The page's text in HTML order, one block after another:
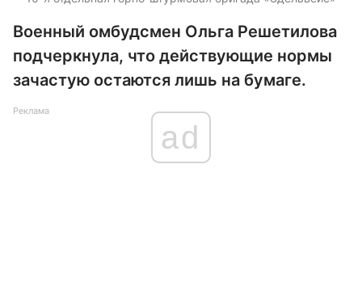
Военный омбудсмен Ольга Решетилова
подчеркнула, что действующие нормы
зачастую остаются лишь на бумаге.
Реклама
ad